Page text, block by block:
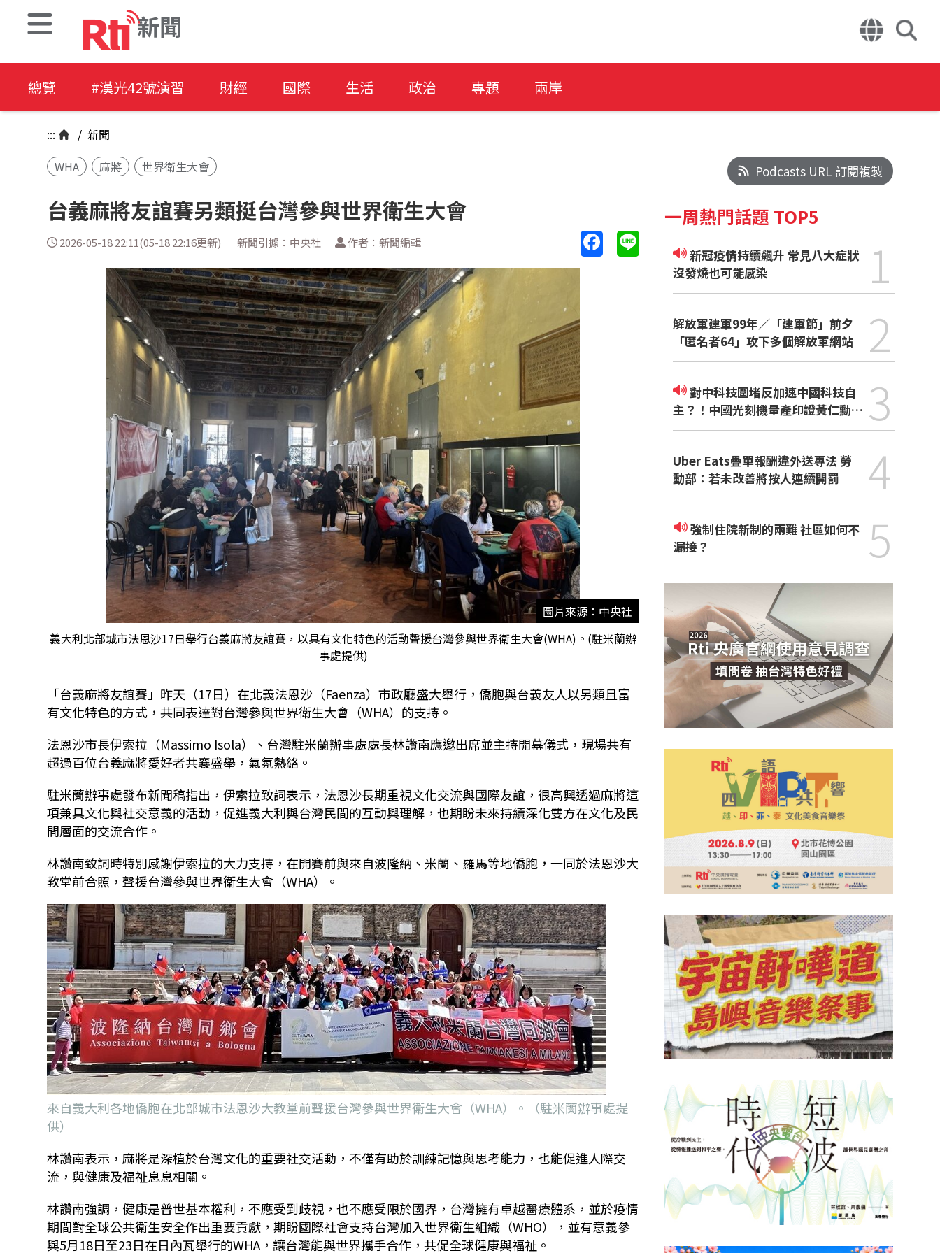
新聞
總覽 #漢光42號演習 財經 國際 生活 政治 專題 兩岸
::: / 新聞
WHA
麻將 世界衛生大會
台義麻將友誼賽另類挺台灣參與世界衛生大會
2026-05-18 22:11(05-18 22:16更新) 新聞引據：中央社 作者：新聞編輯
圖片來源：中央社
義大利北部城市法恩沙17日舉行台義麻將友誼賽，以具有文化特色的活動聲援台灣參與世界衛生大會(WHA)。(駐米蘭辦
事處提供)
「台義麻將友誼賽」昨天（17日）在北義法恩沙（Faenza）市政廳盛大舉行，僑胞與台義友人以另類且富
有文化特色的方式，共同表達對台灣參與世界衛生大會（WHA）的支持。
法恩沙市長伊索拉（Massimo Isola）、台灣駐米蘭辦事處處長林讚南應邀出席並主持開幕儀式，現場共有
超過百位台義麻將愛好者共襄盛舉，氣氛熱絡。
駐米蘭辦事處發布新聞稿指出，伊索拉致詞表示，法恩沙長期重視文化交流與國際友誼，很高興透過麻將這
項兼具文化與社交意義的活動，促進義大利與台灣民間的互動與理解，也期盼未來持續深化雙方在文化及民
間層面的交流合作。
林讚南致詞時特別感謝伊索拉的大力支持，在開賽前與來自波隆納、米蘭、羅馬等地僑胞，一同於法恩沙大
教堂前合照，聲援台灣參與世界衛生大會（WHA）。
來自義大利各地僑胞在北部城市法恩沙大教堂前聲援台灣參與世界衛生大會（WHA）。（駐米蘭辦事處提
供）
林讚南表示，麻將是深植於台灣文化的重要社交活動，不僅有助於訓練記憶與思考能力，也能促進人際交
流，與健康及福祉息息相關。
林讚南強調，健康是普世基本權利，不應受到歧視，也不應受限於國界，台灣擁有卓越醫療體系，並於疫情
期間對全球公共衛生安全作出重要貢獻，期盼國際社會支持台灣加入世界衛生組織（WHO），並有意義參
與5月18日至23日在日內瓦舉行的WHA，讓台灣能與世界攜手合作，共促全球健康與福祉。
Podcasts URL 訂閱複製
一周熱門話題 TOP5
新冠疫情持續飆升 常見八大症狀
沒發燒也可能感染
1
解放軍建軍99年／「建軍節」前夕
「匿名者64」攻下多個解放軍網站
2
對中科技圍堵反加速中國科技自
主？！中國光刻機量產印證黃仁勳觀
點
3
Uber Eats疊單報酬違外送專法 勞
動部：若未改善將按人連續開罰
4
強制住院新制的兩難 社區如何不
漏接？
5